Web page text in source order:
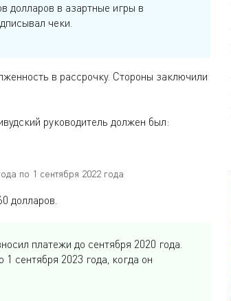
долларов в азартные игры в
чеки.
в рассрочку. Стороны заключили
руководитель должен был:
по 1 сентября 2022 года
долларов.
платежи до сентября 2020 года.
сентября 2023 года, когда он